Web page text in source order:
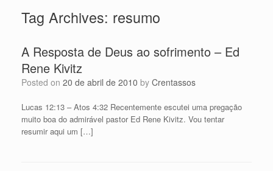
Tag Archives: resumo
A Resposta de Deus ao sofrimento – Ed
Rene Kivitz
Posted on 20 de abril de 2010 by Crentassos
Lucas 12:13 – Atos 4:32 Recentemente escutei uma pregação
muito boa do admirável pastor Ed Rene Kivitz. Vou tentar
resumir aqui um […]